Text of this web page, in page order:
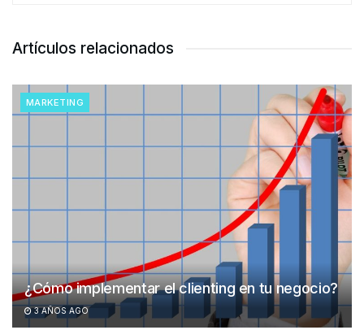
Artículos relacionados
MARKETING
¿Cómo implementar el clienting en tu negocio?
3 AÑOS AGO